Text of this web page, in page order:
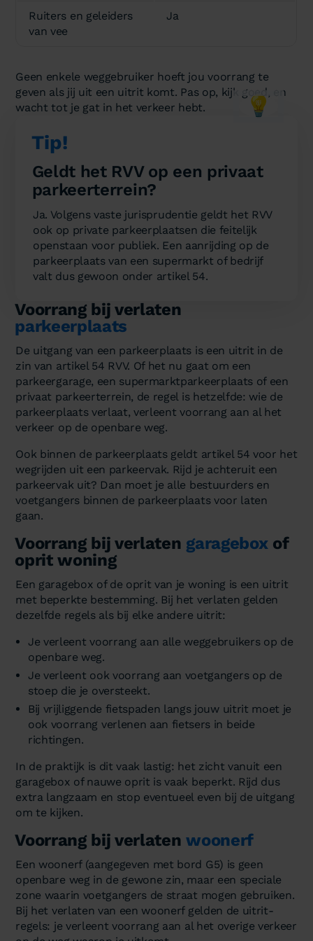
Ruiters en geleiders
van vee
Ja
Geen enkele weggebruiker hoeft jou voorrang te
geven als jij uit een uitrit komt. Pas op, kijk goed, en
wacht tot je gat in het verkeer hebt.
Tip!
💡
Geldt het RVV op een privaat
parkeerterrein?
Ja. Volgens vaste jurisprudentie geldt het RVV
ook op private parkeerplaatsen die feitelijk
openstaan voor publiek. Een aanrijding op de
parkeerplaats van een supermarkt of bedrijf
valt dus gewoon onder artikel 54.
Voorrang bij verlaten
parkeerplaats
De uitgang van een parkeerplaats is een uitrit in de
zin van artikel 54 RVV. Of het nu gaat om een
parkeergarage, een supermarktparkeerplaats of een
privaat parkeerterrein, de regel is hetzelfde: wie de
parkeerplaats verlaat, verleent voorrang aan al het
verkeer op de openbare weg.
Ook binnen de parkeerplaats geldt artikel 54 voor het
wegrijden uit een parkeervak. Rijd je achteruit een
parkeervak uit? Dan moet je alle bestuurders en
voetgangers binnen de parkeerplaats voor laten
gaan.
Voorrang bij verlaten garageboxof
oprit woning
Een garagebox of de oprit van je woning is een uitrit
met beperkte bestemming. Bij het verlaten gelden
dezelfde regels als bij elke andere uitrit:
Je verleent voorrang aan alle weggebruikers op de
openbare weg.
Je verleent ook voorrang aan voetgangers op de
stoep die je oversteekt.
Bij vrijliggende fietspaden langs jouw uitrit moet je
ook voorrang verlenen aan fietsers in beide
richtingen.
In de praktijk is dit vaak lastig: het zicht vanuit een
garagebox of nauwe oprit is vaak beperkt. Rijd dus
extra langzaam en stop eventueel even bij de uitgang
om te kijken.
Voorrang bij verlatenwoonerf
Een woonerf (aangegeven met bord G5) is geen
openbare weg in de gewone zin, maar een speciale
zone waarin voetgangers de straat mogen gebruiken.
Bij het verlaten van een woonerf gelden de uitrit-
regels: je verleent voorrang aan al het overige verkeer